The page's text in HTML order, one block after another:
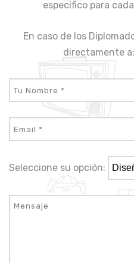
especifico para
En caso de los
directamente a:
Seleccione su opción: